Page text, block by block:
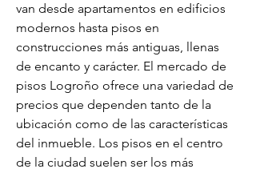
van desde apartamentos en edificios
modernos hasta pisos en
construcciones más antiguas, llenas
de encanto y carácter. El mercado de
pisos Logroño ofrece una variedad de
precios que dependen tanto de la
ubicación como de las características
del inmueble. Los pisos en el centro
de la ciudad suelen ser los más